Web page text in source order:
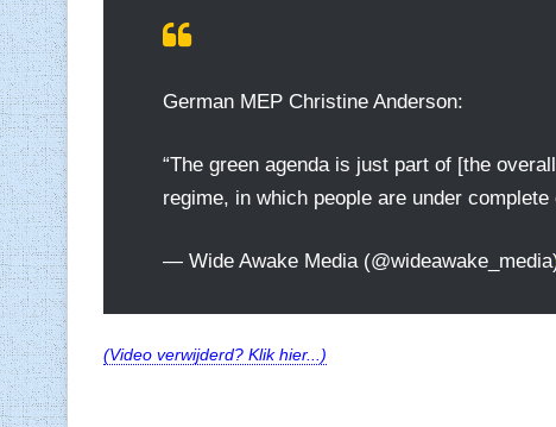
German MEP Christine Anderson:
“The green agenda is just part of [the
regime, in which people are under complete
— Wide Awake Media
(Video verwijderd? Klik hier...)